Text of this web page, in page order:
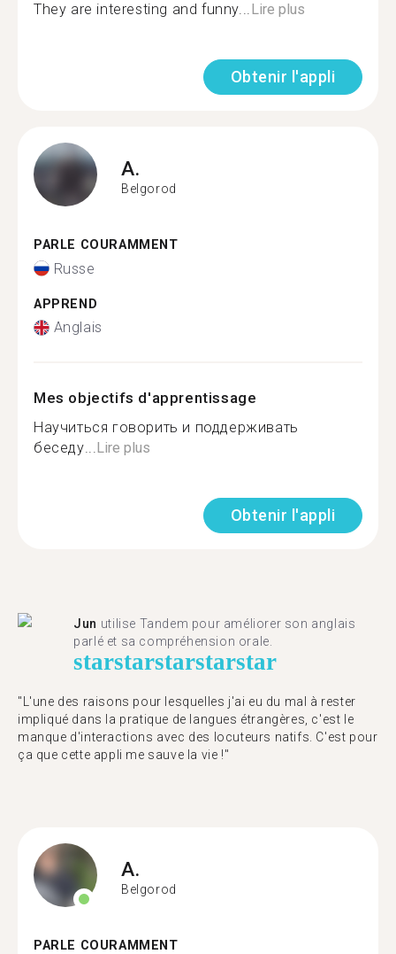
They are interesting and funny...Lire plus
Obtenir l'appli
A.
Belgorod
PARLE COURAMMENT
Russe
APPREND
Anglais
Mes objectifs d'apprentissage
Научиться говорить и поддерживать
беседу...Lire plus
Obtenir l'appli
Jun utilise Tandem pour améliorer son anglais
parlé et sa compréhension orale.
starstarstarstarstar
"L'une des raisons pour lesquelles j'ai eu du mal à rester
impliqué dans la pratique de langues étrangères, c'est le
manque d'interactions avec des locuteurs natifs. C'est pour
ça que cette appli me sauve la vie !"
A.
Belgorod
PARLE COURAMMENT